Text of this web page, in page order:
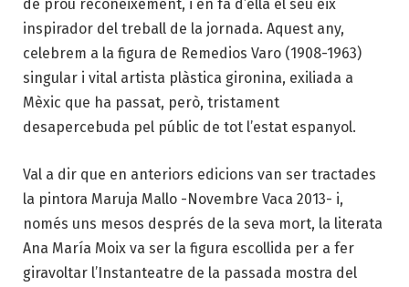
de prou reconeixement, i en fa d’ella el seu eix
inspirador del treball de la jornada. Aquest any,
celebrem a la figura de Remedios Varo (1908-1963)
singular i vital artista plàstica gironina, exiliada a
Mèxic que ha passat, però, tristament
desapercebuda pel públic de tot l’estat espanyol.
Val a dir que en anteriors edicions van ser tractades
la pintora Maruja Mallo -Novembre Vaca 2013- i,
només uns mesos després de la seva mort, la literata
Ana María Moix va ser la figura escollida per a fer
giravoltar l’Instanteatre de la passada mostra del